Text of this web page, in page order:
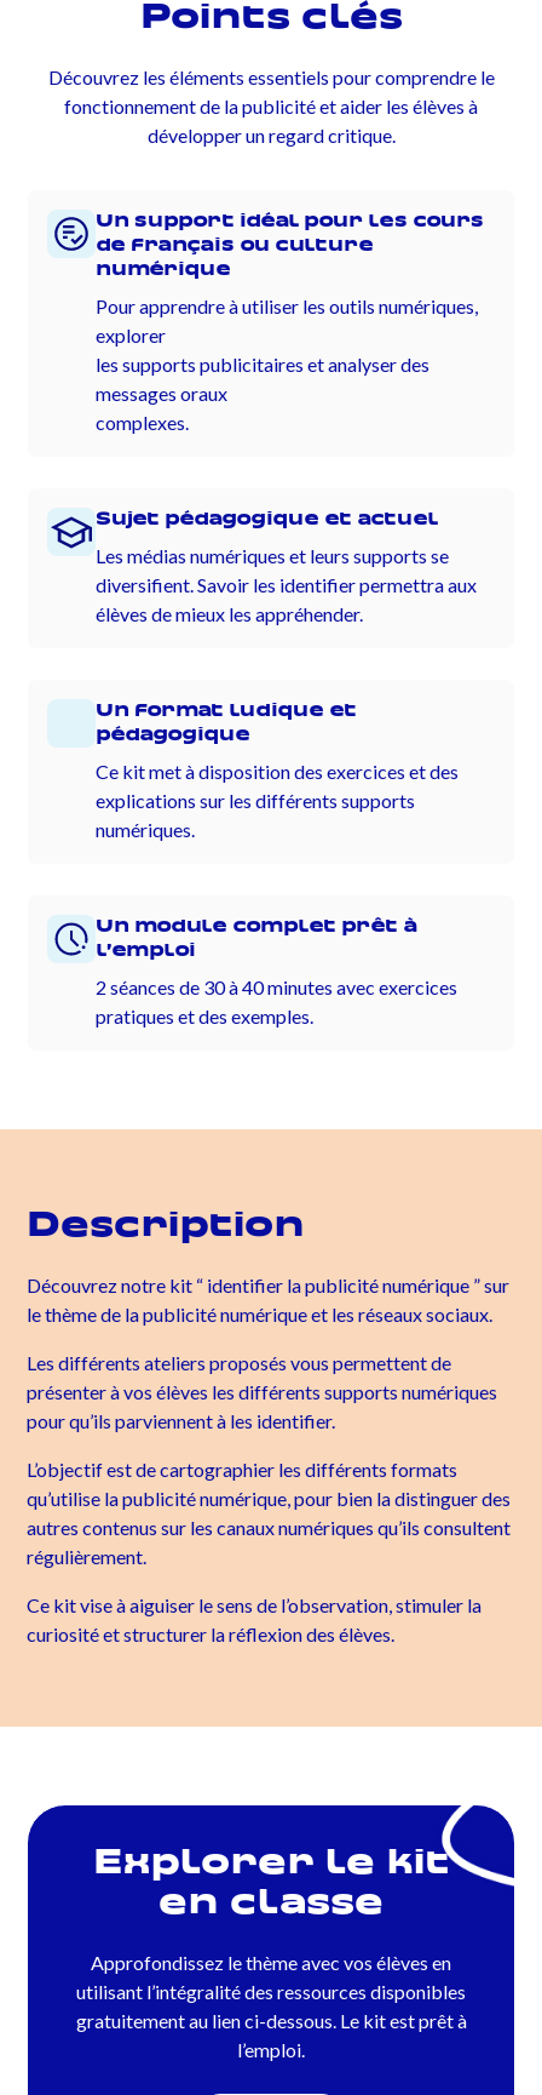
Points clés
Découvrez les éléments essentiels pour comprendre le
fonctionnement de la publicité et aider les élèves à
développer un regard critique.
Un support idéal pour les cours
de français ou culture
numérique
Pour apprendre à utiliser les outils numériques,
explorer
les supports publicitaires et analyser des
messages oraux
complexes.
Sujet pédagogique et actuel
Les médias numériques et leurs supports se
diversifient. Savoir les identifier permettra aux
élèves de mieux les appréhender.
Un format ludique et
pédagogique
Ce kit met à disposition des exercices et des
explications sur les différents supports
numériques.
Un module complet prêt à
l’emploi
2 séances de 30 à 40 minutes avec exercices
pratiques et des exemples.
Description
Découvrez notre kit “ identifier la publicité numérique ” sur
le thème de la publicité numérique et les réseaux sociaux.
Les différents ateliers proposés vous permettent de
présenter à vos élèves les différents supports numériques
pour qu’ils parviennent à les identifier.
L’objectif est de cartographier les différents formats
qu’utilise la publicité numérique, pour bien la distinguer des
autres contenus sur les canaux numériques qu’ils consultent
régulièrement.
Ce kit vise à aiguiser le sens de l’observation, stimuler la
curiosité et structurer la réflexion des élèves.
Explorer le kit
en classe
Approfondissez le thème avec vos élèves en
utilisant l’intégralité des ressources disponibles
gratuitement au lien ci-dessous. Le kit est prêt à
l’emploi.